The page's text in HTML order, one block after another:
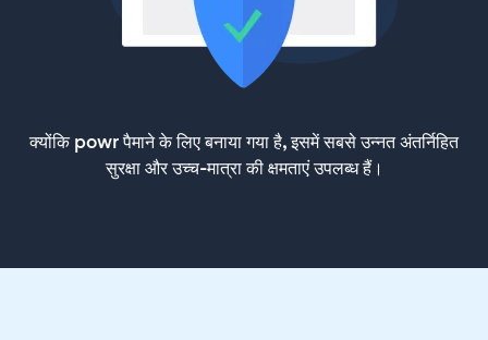
क्योंकि powr पैमाने के लिए बनाया गया है, इसमें सबसे उन्नत अंतर्निहित
सुरक्षा और उच्च-मात्रा की क्षमताएं उपलब्ध हैं।